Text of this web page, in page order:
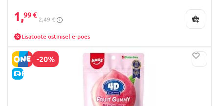
1,99 €
2,49 €
Lisatoote ostmisel e-poes
-20%
E-HIND